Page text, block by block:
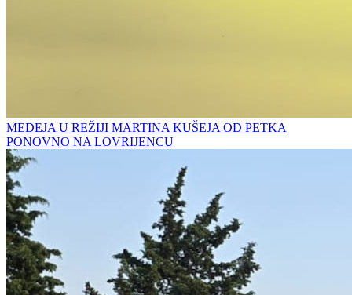
MEDEJA U REŽIJI MARTINA KUŠEJA OD PETKA
PONOVNO NA LOVRIJENCU